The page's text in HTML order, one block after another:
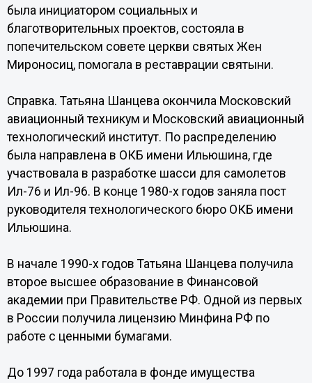
была инициатором социальных и
благотворительных проектов, состояла в
попечительском совете церкви святых Жен
Мироносиц, помогала в реставрации святыни.
Справка. Татьяна Шанцева окончила Московский
авиационный техникум и Московский авиационный
технологический институт. По распределению
была направлена в ОКБ имени Ильюшина, где
участвовала в разработке шасси для самолетов
Ил-76 и Ил-96. В конце 1980-х годов заняла пост
руководителя технологического бюро ОКБ имени
Ильюшина.
В начале 1990-х годов Татьяна Шанцева получила
второе высшее образование в Финансовой
академии при Правительстве РФ. Одной из первых
в России получила лицензию Минфина РФ по
работе с ценными бумагами.
До 1997 года работала в фонде имущества